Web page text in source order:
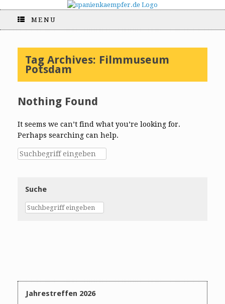
MENU
Tag Archives: Filmmuseum
Potsdam
Nothing Found
It seems we can’t find what you’re looking for.
Perhaps searching can help.
Suche
Jahrestreffen 2026